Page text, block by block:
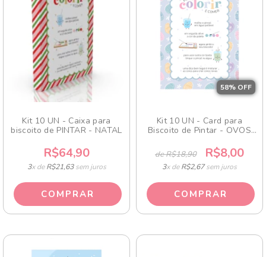
Kit 10 UN - Caixa para
biscoito de PINTAR - NATAL
R$64,90
3x deR$21,63sem juros
58% OFF
Kit 10 UN - Card para
Biscoito de Pintar - OVOS
de R$18,90 R$8,00
3x deR$2,67sem juros